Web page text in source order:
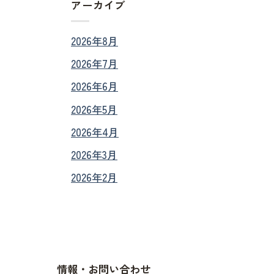
アーカイブ
2026年8月
2026年7月
2026年6月
2026年5月
2026年4月
2026年3月
2026年2月
情報・お問い合わせ